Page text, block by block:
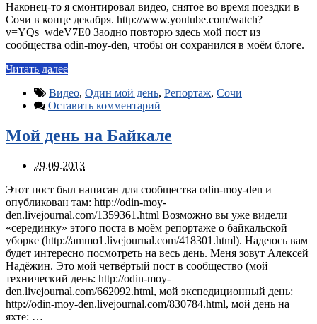
Наконец-то я смонтировал видео, снятое во время поездки в
Сочи в конце декабря. http://www.youtube.com/watch?
v=YQs_wdeV7E0 Заодно повторю здесь мой пост из
сообщества odin-moy-den, чтобы он сохранился в моём блоге.
Читать далее
Видео, Один мой день, Репортаж, Сочи
Оставить комментарий
Мой день на Байкале
29.09.2013
Этот пост был написан для сообщества odin-moy-den и
опубликован там: http://odin-moy-
den.livejournal.com/1359361.html Возможно вы уже видели
«серединку» этого поста в моём репортаже о байкальской
уборке (http://ammo1.livejournal.com/418301.html). Надеюсь вам
будет интересно посмотреть на весь день. Меня зовут Алексей
Надёжин. Это мой четвёртый пост в сообщество (мой
технический день: http://odin-moy-
den.livejournal.com/662092.html, мой экспедиционный день:
http://odin-moy-den.livejournal.com/830784.html, мой день на
яхте: …